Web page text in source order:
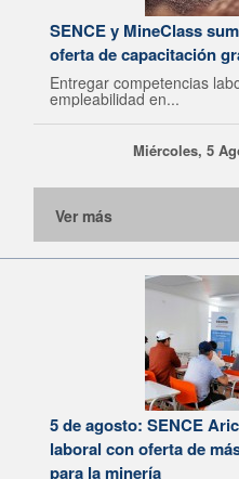
SENCE y MineClass
oferta de capacitación
Entregar competencias
empleabilidad en...
Miércoles, 5
Ver más
5 de agosto: SENCE
laboral con oferta de
para la minería